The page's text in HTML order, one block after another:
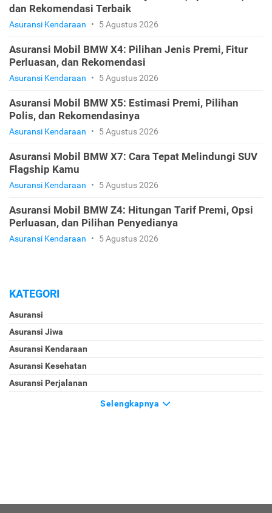
dan Rekomendasi Terbaik
Asuransi Kendaraan • 5 Agustus 2026
Asuransi Mobil BMW X4: Pilihan Jenis Premi, Fitur
Perluasan, dan Rekomendasi
Asuransi Kendaraan • 5 Agustus 2026
Asuransi Mobil BMW X5: Estimasi Premi, Pilihan
Polis, dan Rekomendasinya
Asuransi Kendaraan • 5 Agustus 2026
Asuransi Mobil BMW X7: Cara Tepat Melindungi SUV
Flagship Kamu
Asuransi Kendaraan • 5 Agustus 2026
Asuransi Mobil BMW Z4: Hitungan Tarif Premi, Opsi
Perluasan, dan Pilihan Penyedianya
Asuransi Kendaraan • 5 Agustus 2026
KATEGORI
Asuransi
Asuransi Jiwa
Asuransi Kendaraan
Asuransi Kesehatan
Asuransi Perjalanan
Selengkapnya